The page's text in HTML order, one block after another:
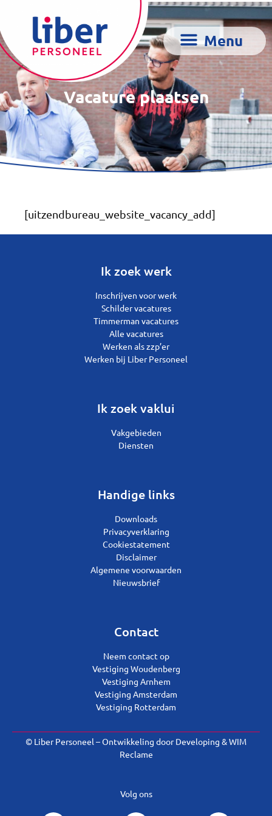
Vacature plaatsen
[uitzendbureau_website_vacancy_add]
Ik zoek werk
Inschrijven voor werk
Schilder vacatures
Timmerman vacatures
Alle vacatures
Werken als zzp’er
Werken bij Liber Personeel
Ik zoek vaklui
Vakgebieden
Diensten
Handige links
Downloads
Privacyverklaring
Cookiestatement
Disclaimer
Algemene voorwaarden
Nieuwsbrief
Contact
Neem contact op
Vestiging Woudenberg
Vestiging Arnhem
Vestiging Amsterdam
Vestiging Rotterdam
© Liber Personeel – Ontwikkeling doorDeveloping &WIM
Reclame
Volg ons